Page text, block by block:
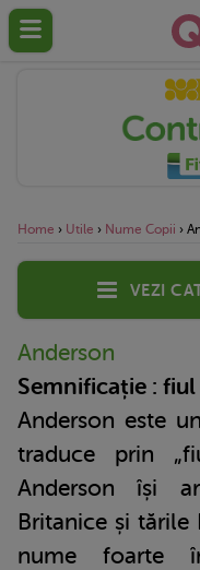
Home › Utile › Nume Copii ›
Vezi
Anderson
Semnificație :
Anderson este
traduce prin
Anderson își
Britanice și tările
nume foarte